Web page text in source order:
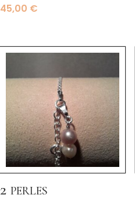
45,00 €
2 perles